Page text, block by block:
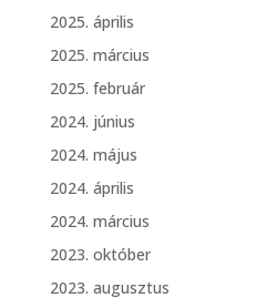
2025. április
2025. március
2025. február
2024. június
2024. május
2024. április
2024. március
2023. október
2023. augusztus